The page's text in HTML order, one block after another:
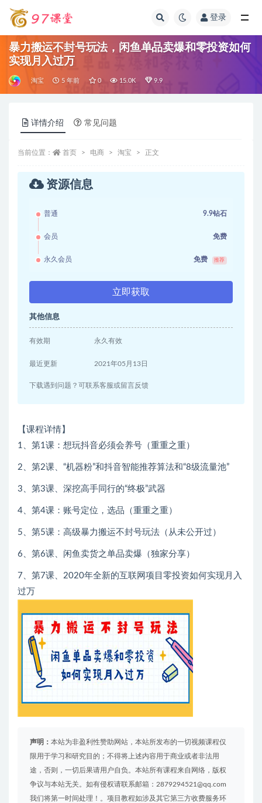
登录
暴力搬运不封号玩法，闲鱼单品卖爆和零投资如何
实现月入过万
淘宝 5 年前 0 15.0K 9.9
详情介绍 常见问题
当前位置： 首页 电商 淘宝 正文
资源信息
普通 9.9钻石
会员 免费
永久会员 免费 推荐
立即获取
其他信息
有效期 永久有效
最近更新 2021年05月13日
下载遇到问题？可联系客服或留言反馈
【课程详情】
1、第1课：想玩抖音必须会养号（重重之重）
2、第2课、“机器粉”和抖音智能推荐算法和“8级流量池”
3、第3课、深挖高手同行的“终极”武器
4、第4课：账号定位，选品（重重之重）
5、第5课：高级暴力搬运不封号玩法（从未公开过）
6、第6课、闲鱼卖货之单品卖爆（独家分享）
7、第7课、2020年全新的互联网项目零投资如何实现月入
过万
声明： 本站为非盈利性赞助网站，本站所发布的一切视频课程仅
限用于学习和研究目的；不得将上述内容用于商业或者非法用
途，否则，一切后果请用户自负。本站所有课程来自网络，版权
争议与本站无关。如有侵权请联系邮箱：2879294521@qq.com
我们将第一时间处理！。项目教程如涉及其它第三方收费服务环